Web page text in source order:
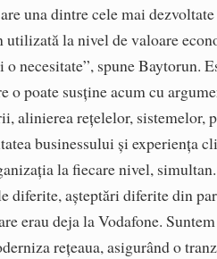
una dintre cele mai
utilizată la nivel de valoare
necesitate”, spune Baytorun.
o poate susține acum cu
alinierea rețelelor, sistemelor,
businessului și experiența
la fiecare nivel,
diferite, așteptări diferite din
erau deja la Vodafone.
rețeaua, asigurând o